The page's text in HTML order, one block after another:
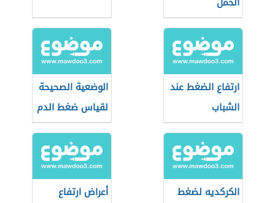
ارتفاع الضغط عند
الشباب
الوضعية الصحيحة
لقياس ضغط الدم
الكركديه لضغط
أعراض ارتفاع